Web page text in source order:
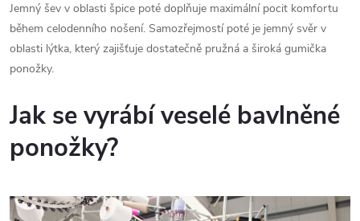
Jemný šev v oblasti špice poté doplňuje maximální pocit komfortu
během celodenního nošení. Samozřejmostí poté je jemný svěr v
oblasti lýtka, který zajišťuje dostatečně pružná a široká gumička
ponožky.
Jak se vyrábí veselé bavlněné
ponožky?